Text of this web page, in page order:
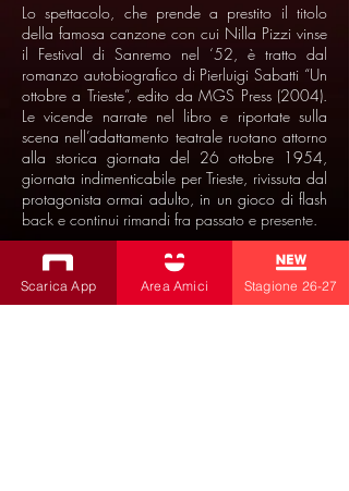
Lo spettacolo, che prende a prestito il titolo
della famosa canzone con cui Nilla Pizzi vinse
il Festival di Sanremo nel ‘52, è tratto dal
romanzo autobiografico di Pierluigi Sabatti “Un
ottobre a Trieste”, edito da MGS Press (2004).
Le vicende narrate nel libro e riportate sulla
scena nell’adattamento teatrale ruotano attorno
alla storica giornata del 26 ottobre 1954,
giornata indimenticabile per Trieste, rivissuta dal
protagonista ormai adulto, in un gioco di flash
back e continui rimandi fra passato e presente.
Scarica App Area Amici Stagione 26-27